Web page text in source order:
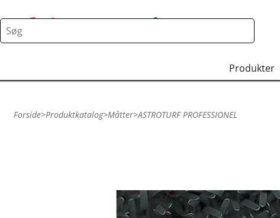
Produkter
Forside>Produktkatalog>Måtter>ASTROTURF PROFESSIONEL